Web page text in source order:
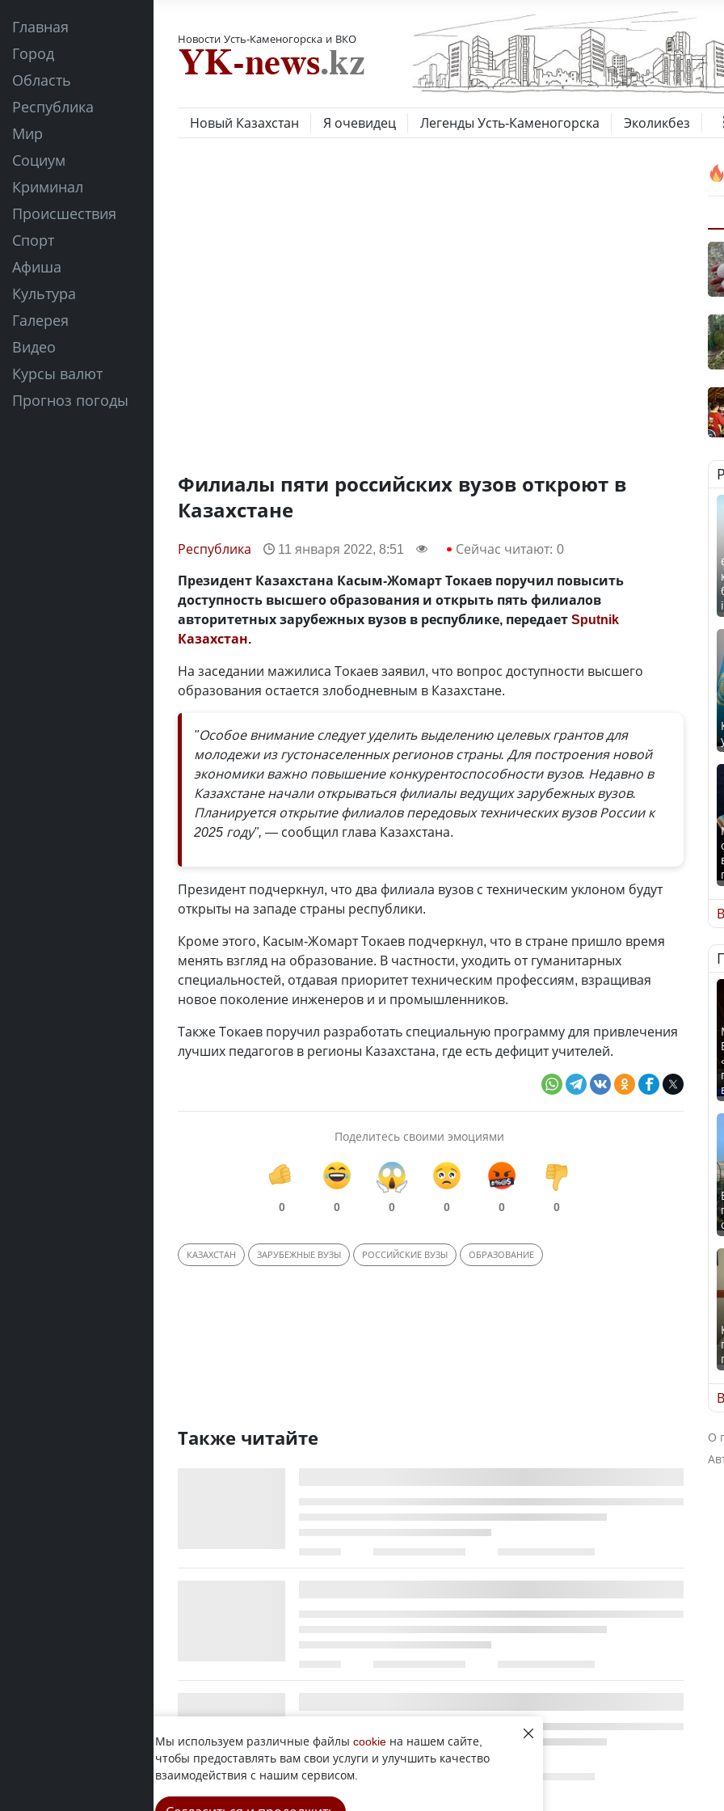
Главная
Город
Область
Республика
Мир
Социум
Криминал
Происшествия
Спорт
Афиша
Культура
Галерея
Видео
Курсы валют
Прогноз погоды
Новости Усть-Каменогорска и ВКО
Новый Казахстан Я очевидец Легенды Усть-Каменогорска Эколикбез
Филиалы пяти российских вузов откроют в
Казахстане
Республика 11 января 2022, 8:51 Сейчас читают: 0
Президент Казахстана Касым-Жомарт Токаев поручил повысить
доступность высшего образования и открыть пять филиалов
авторитетных зарубежных вузов в республике, передаетSputnik
Казахстан.
На заседании мажилиса Токаев заявил, что вопрос доступности высшего
образования остается злободневным в Казахстане.
"Особое внимание следует уделить выделению целевых грантов для
молодежи из густонаселенных регионов страны. Для построения новой
экономики важно повышение конкурентоспособности вузов. Недавно в
Казахстане начали открываться филиалы ведущих зарубежных вузов.
Планируется открытие филиалов передовых технических вузов России к
2025 году", — сообщил глава Казахстана.
Президент подчеркнул, что два филиала вузов с техническим уклоном будут
открыты на западе страны республики.
Кроме этого, Касым-Жомарт Токаев подчеркнул, что в стране пришло время
менять взгляд на образование. В частности, уходить от гуманитарных
специальностей, отдавая приоритет техническим профессиям, взращивая
новое поколение инженеров и и промышленников.
Также Токаев поручил разработать специальную программу для привлечения
лучших педагогов в регионы Казахстана, где есть дефицит учителей.
Поделитесь своими эмоциями
0 0 0 0 0 0
КАЗАХСТАН ЗАРУБЕЖНЫЕ ВУЗЫ РОССИЙСКИЕ ВУЗЫ ОБРАЗОВАНИЕ
Также читайте О
Мы используем различные файлы cookie на нашем сайте,
чтобы предоставлять вам свои услуги и улучшить качество
взаимодействия с нашим сервисом.